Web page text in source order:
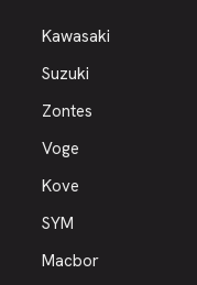
Kawasaki
Suzuki
Zontes
Voge
Kove
SYM
Macbor